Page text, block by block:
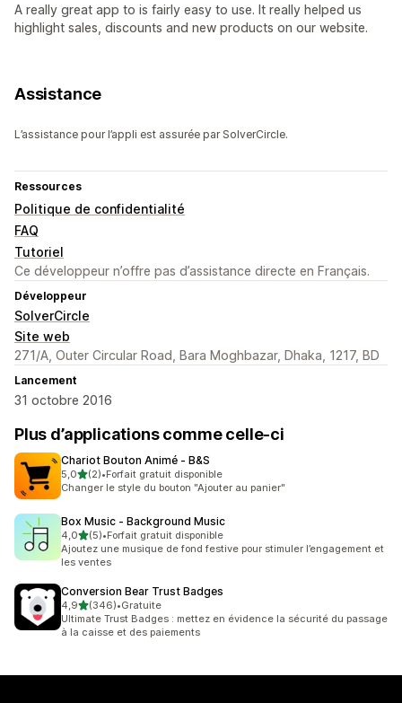
A really great app to is fairly easy to use. It really helped us
highlight sales, discounts and new products on our website.
Assistance
L’assistance pour l’appli est assurée par SolverCircle.
Ressources
Politique de confidentialité
FAQ
Tutoriel
Ce développeur n’offre pas d’assistance directe en Français.
Développeur
SolverCircle
Site web
271/A, Outer Circular Road, Bara Moghbazar, Dhaka, 1217, BD
Lancement
31 octobre 2016
Plus d’applications comme celle-ci
Chariot Bouton Animé ‑ B&S
5,0étoile(s) sur 5
(2)
2 avis au total
•Forfait gratuit disponible
Changer le style du bouton "Ajouter au panier"
Box Music ‑ Background Music
4,0étoile(s) sur 5
(5)
5 avis au total
•Forfait gratuit disponible
Ajoutez une musique de fond festive pour stimuler l’engagement et
les ventes
Conversion Bear Trust Badges
4,9étoile(s) sur 5
(346)
346 avis au total
•Gratuite
Ultimate Trust Badges : mettez en évidence la sécurité du passage
à la caisse et des paiements